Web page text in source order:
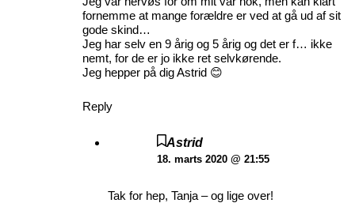
fornemme at mange forældre er ved at gå ud af sit
gode skind…
Jeg har selv en 9 årig og 5 årig og det er f… ikke
nemt, for de er jo ikke ret selvkørende.
Jeg hepper på dig Astrid 😊
Reply
Astrid
18. marts 2020 @ 21:55
Tak for hep, Tanja – og lige over!